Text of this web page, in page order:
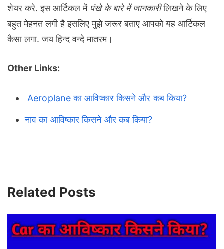
शेयर करे. इस आर्टिकल में पंखे के बारे में जानकारीलिखने के लिए
बहुत मेहनत लगी है इसलिए मुझे जरूर बताए आपको यह आर्टिकल
कैसा लगा. जय हिन्द वन्दे मातरम।
Other Links:
Aeroplane का आविष्कार किसने और कब किया?
नाव का आविष्कार किसने और कब किया?
Related Posts